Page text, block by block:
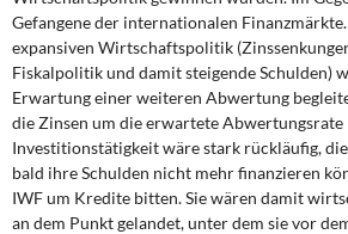
Gefangene der internationalen
expansiven Wirtschaftspolitik
Fiskalpolitik und damit steigende Schulden)
Erwartung einer weiteren Abwertung
die Zinsen um die erwartete
Investitionstätigkeit wäre stark rückläufig,
bald ihre Schulden nicht mehr finanzieren
IWF um Kredite bitten. Sie wären damit
an dem Punkt gelandet, unter dem sie vor